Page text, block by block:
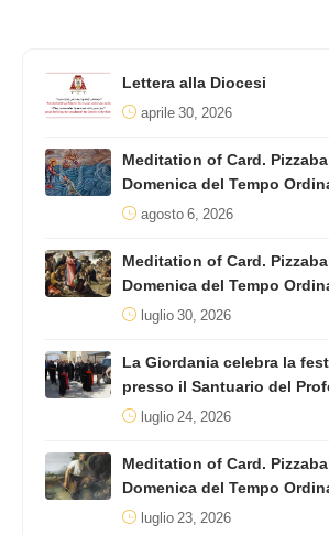
Lettera alla Diocesi
aprile 30, 2026
Meditation of Card.
Domenica del Tempo
agosto 6, 2026
Meditation of Card.
Domenica del Tempo
luglio 30, 2026
La Giordania celebra la
presso il Santuario del
luglio 24, 2026
Meditation of Card.
Domenica del Tempo
luglio 23, 2026